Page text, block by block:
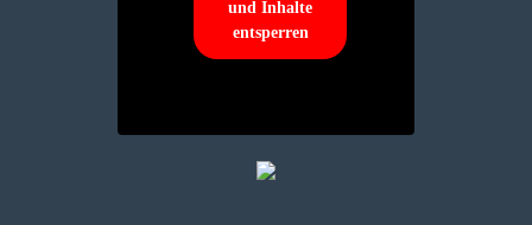
und Inhalte
entsperren